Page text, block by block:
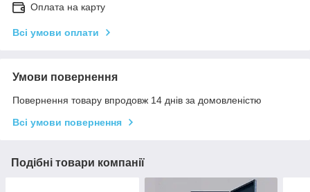
Оплата на карту
Всі умови оплати
Умови повернення
Повернення товару впродовж 14 днів за домовленістю
Всі умови повернення
Подібні товари компанії